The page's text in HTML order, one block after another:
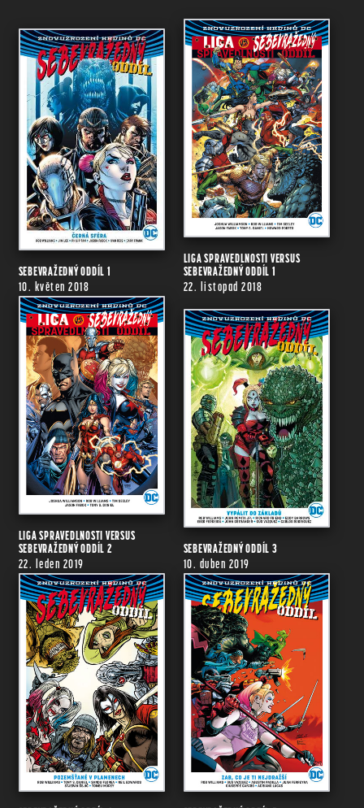
SEBEVRAŽEDNÝ ODDÍL 1
10. květen 2018
LIGA SPRAVEDLNOSTI VERSUS
SEBEVRAŽEDNÝ ODDÍL 1
22. listopad 2018
LIGA SPRAVEDLNOSTI VERSUS
SEBEVRAŽEDNÝ ODDÍL 2
22. leden 2019
SEBEVRAŽEDNÝ ODDÍL 3
10. duben 2019